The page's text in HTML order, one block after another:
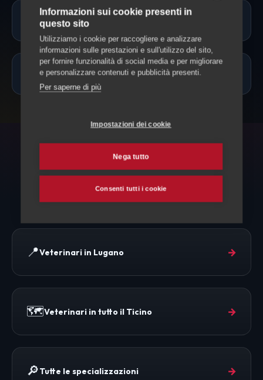
Potete accompagnare il mio animale?
Quanto costa?
POTREBBE SERVIRTI
Esplora anche
📍Veterinari in Lugano →
🗺️Veterinari in tutto il Ticino →
🔎Tutte le specializzazioni →
Informazioni sui cookie presenti in
questo sito
Utilizziamo i cookie per raccogliere e analizzare
informazioni sulle prestazioni e sull'utilizzo del sito,
per fornire funzionalità di social media e per migliorare
e personalizzare contenuti e pubblicità presenti.
Per saperne di più
Impostazioni dei cookie
Nega tutto
Consenti tutti i cookie